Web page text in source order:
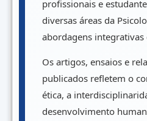
profissionais e
diversas áreas da
abordagens
Os artigos, ensaios e
publicados refletem o
ética, a
desenvolvimento